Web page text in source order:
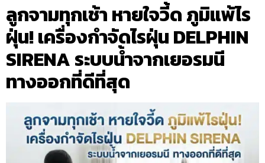
ลูกจามทุกเช้า หายใจวี้ด ภูมิแพ้ไร
ฝุ่น! เครื่องกำจัดไรฝุ่น DELPHIN
SIRENA ระบบน้ำจากเยอรมนี
ทางออกที่ดีที่สุด